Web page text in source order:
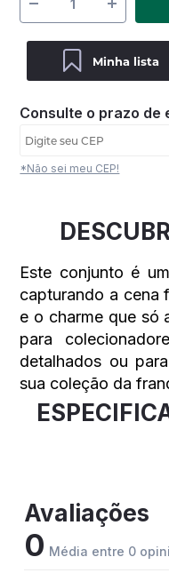
Minha lista
Consulte o prazo de
*Não sei meu CEP!
Este conjunto é
capturando a cena
e o charme que só
para
detalhados ou
sua coleção da
Avaliações
0 Média entre 0